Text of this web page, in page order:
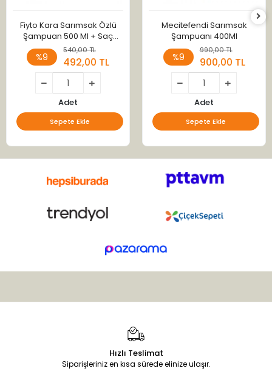
Fiyto Kara Sarımsak Özlü
Şampuan 500 Ml + Saç
Serumu 75 Ml
%9
540,00 TL
492,00 TL
Adet
Sepete Ekle
Mecitefendi Sarımsak
Şampuanı 400Ml
%9
990,00 TL
900,00 TL
Adet
Sepete Ekle
Hızlı Teslimat
Siparişleriniz en kısa sürede elinize ulaşır.